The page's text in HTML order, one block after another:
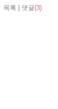
목록 댓글(3)